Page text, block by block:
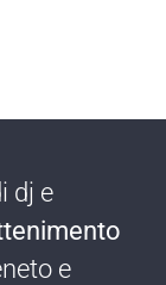
dj e
e